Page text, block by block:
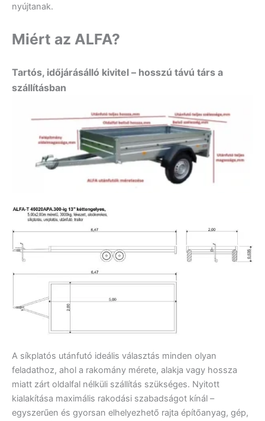
nyújtanak.
Miért az ALFA?
Tartós, időjárásálló kivitel – hosszú távú társ a
szállításban
A síkplatós utánfutó ideális választás minden olyan
feladathoz, ahol a rakomány mérete, alakja vagy hossza
miatt zárt oldalfal nélküli szállítás szükséges. Nyitott
kialakítása maximális rakodási szabadságot kínál –
egyszerűen és gyorsan elhelyezhető rajta építőanyag, gép,